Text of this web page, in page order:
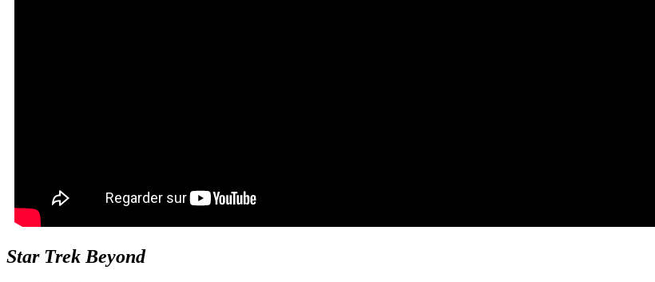
Star Trek Beyond